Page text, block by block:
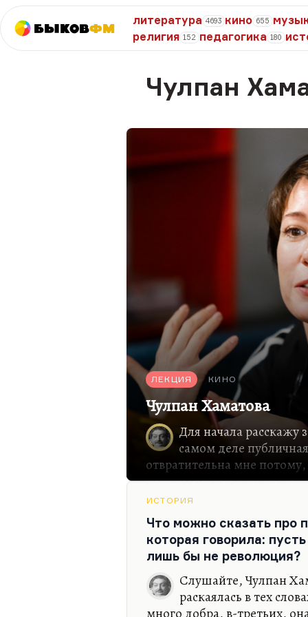
БыковФМ
литература 4693 кино 655
религия 152 педагогика 180
Чулпан
ЛЕКЦИЯ КИНО
Чулпан Хаматова
Для начала
самом деле
отвратительна мне
многим людям позволяет
иногда и деньги. Чулпан
ситуации. Так сложилась
среди борьбы за больных
использовать свое имя,
спасать конкретных
самоупоению, никогда не
святость, а, наоборот, это
негативного отношения.
ИСТОРИЯ
Что можно сказать про
которая говорила:
лишь бы не революция?
Слушайте, Чулпан
раскаялась в тех
много добра, в-третьих,